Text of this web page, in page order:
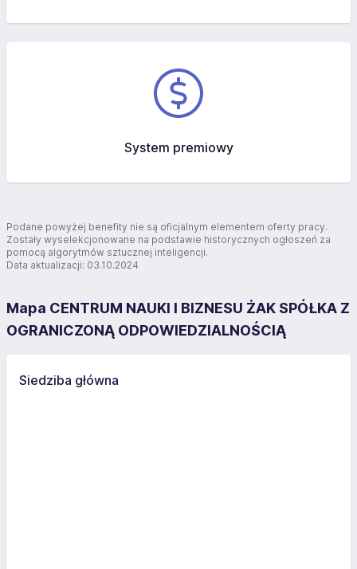
System premiowy
Podane powyżej benefity nie są oficjalnym elementem oferty pracy.
Zostały wyselekcjonowane na podstawie historycznych ogłoszeń za
pomocą algorytmów sztucznej inteligencji.
Data aktualizacji: 03.10.2024
Mapa CENTRUM NAUKI I BIZNESU ŻAK SPÓŁKA Z
OGRANICZONĄ ODPOWIEDZIALNOŚCIĄ
Siedziba główna